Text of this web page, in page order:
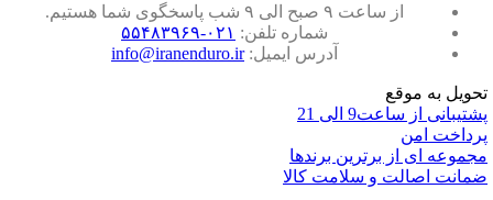
از ساعت ۹ صبح الی ۹ شب پاسخگوی شما هستیم.
شماره تلفن: ۰۲۱-۵۵۴۸۳۹۶۹
آدرس ایمیل:info@iranenduro.ir
تحویل به موقع
پشتیبانی از ساعت9 الی 21
پرداخت امن
مجموعه ای از برترین برندها
ضمانت اصالت و سلامت کالا